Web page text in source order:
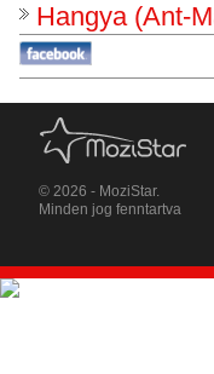
Hangya (Ant-
© 2026 - MoziStar.
Minden jog fenntartva